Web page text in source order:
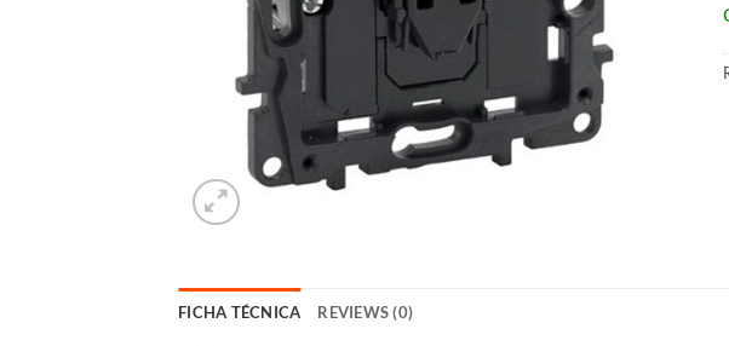
FICHA TÉCNICA REVIEWS (0)